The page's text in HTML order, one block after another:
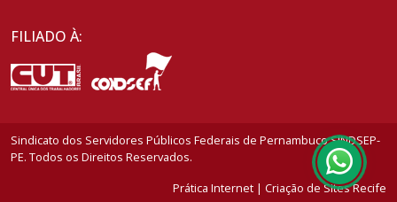
FILIADO À:
Sindicato dos Servidores Públicos Federais de Pernambuco SINDSEP-
PE. Todos os Direitos Reservados.
Prática Internet | Criação de Sites Recife